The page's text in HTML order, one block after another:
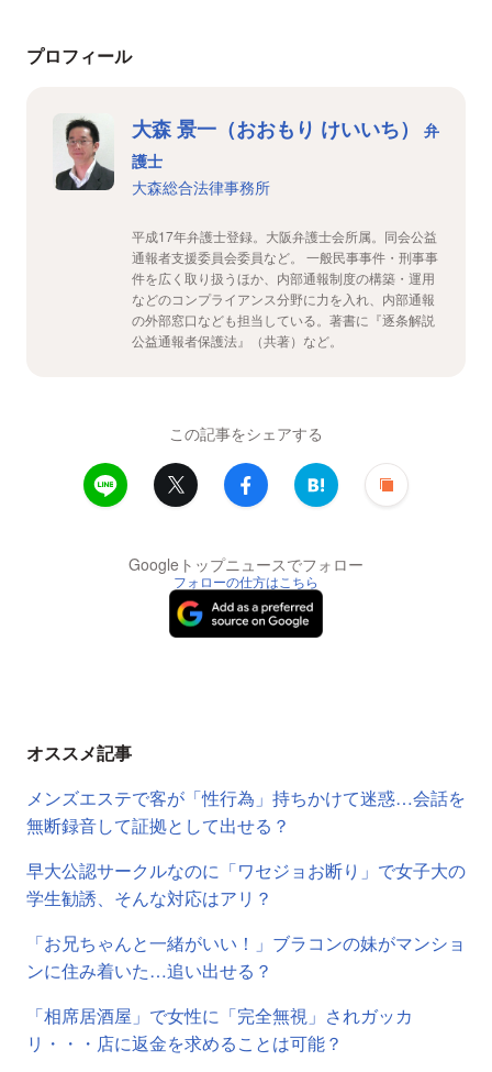
プロフィール
大森 景一（おおもり けいいち）
弁
護士
大森総合法律事務所
平成17年弁護士登録。大阪弁護士会所属。同会公益
通報者支援委員会委員など。 一般民事事件・刑事事
件を広く取り扱うほか、内部通報制度の構築・運用
などのコンプライアンス分野に力を入れ、内部通報
の外部窓口なども担当している。著書に『逐条解説
公益通報者保護法』（共著）など。
この記事をシェアする
Googleトップニュースでフォロー
フォローの仕方はこちら
オススメ記事
メンズエステで客が「性行為」持ちかけて迷惑…会話を
無断録音して証拠として出せる？
早大公認サークルなのに「ワセジョお断り」で女子大の
学生勧誘、そんな対応はアリ？
「お兄ちゃんと一緒がいい！」ブラコンの妹がマンショ
ンに住み着いた…追い出せる？
「相席居酒屋」で女性に「完全無視」されガッカ
リ・・・店に返金を求めることは可能？